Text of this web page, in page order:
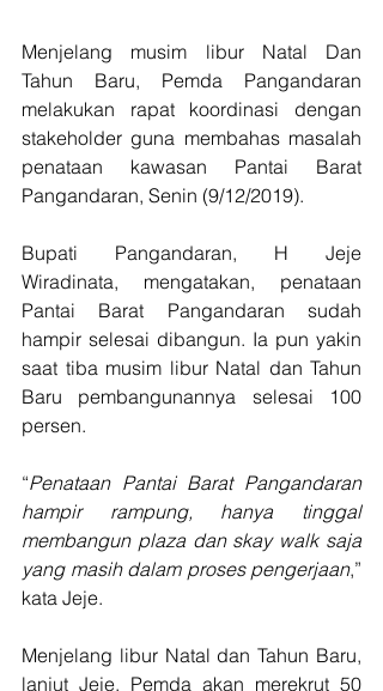
Menjelang musim libur Natal Dan
Tahun Baru, Pemda Pangandaran
melakukan rapat koordinasi dengan
stakeholder guna membahas masalah
penataan kawasan Pantai Barat
Pangandaran, Senin (9/12/2019).
Bupati Pangandaran, H Jeje
Wiradinata, mengatakan, penataan
Pantai Barat Pangandaran sudah
hampir selesai dibangun. Ia pun yakin
saat tiba musim libur Natal dan Tahun
Baru pembangunannya selesai 100
persen.
“Penataan Pantai Barat Pangandaran
hampir rampung, hanya tinggal
membangun plaza dan skay walk saja
yang masih dalam proses pengerjaan,”
kata Jeje.
Menjelang libur Natal dan Tahun Baru,
lanjut Jeje, Pemda akan merekrut 50